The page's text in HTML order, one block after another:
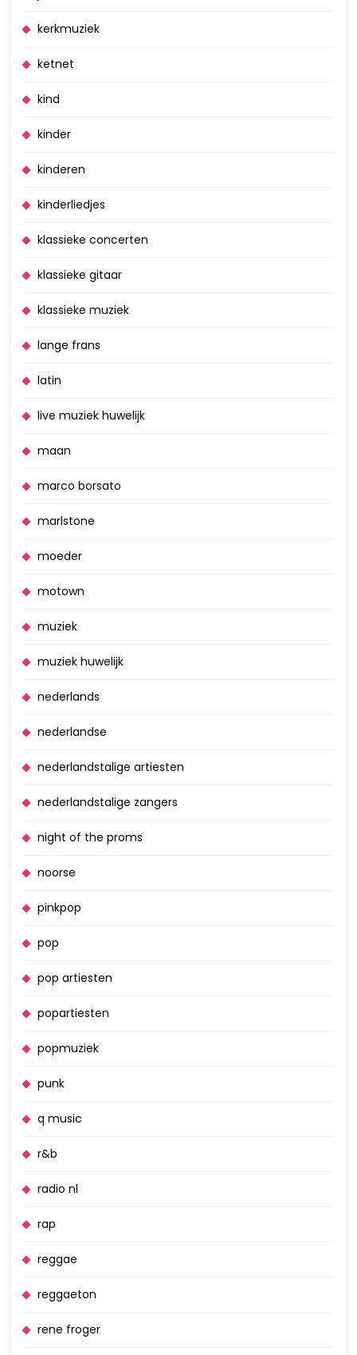
kerkmuziek
ketnet
kind
kinder
kinderen
kinderliedjes
klassieke concerten
klassieke gitaar
klassieke muziek
lange frans
latin
live muziek huwelijk
maan
marco borsato
marlstone
moeder
motown
muziek
muziek huwelijk
nederlands
nederlandse
nederlandstalige artiesten
nederlandstalige zangers
night of the proms
noorse
pinkpop
pop
pop artiesten
popartiesten
popmuziek
punk
q music
r&b
radio nl
rap
reggae
reggaeton
rene froger